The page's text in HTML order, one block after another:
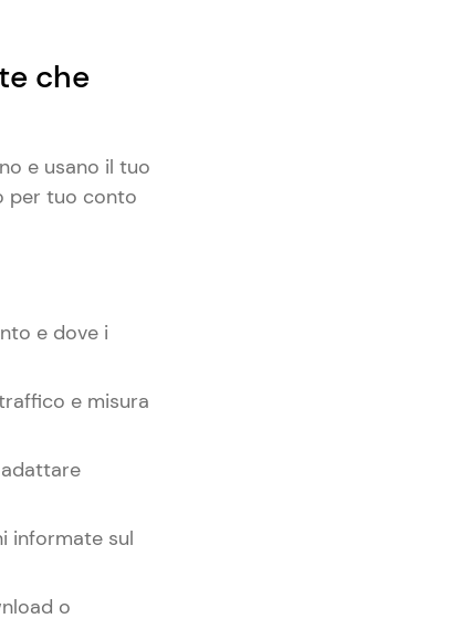
che
e usano il tuo
per tuo conto
e dove i
e misura
informate sul
o